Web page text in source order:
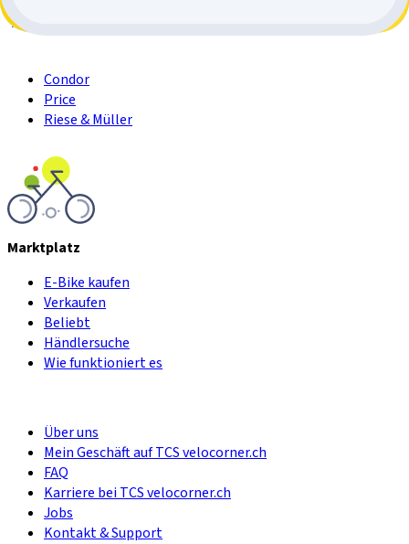
Top Singlespeed Marken
Condor
Price
Riese & Müller
Marktplatz
E-Bike kaufen
Verkaufen
Beliebt
Händlersuche
Wie funktioniert es
Über uns
Mein Geschäft auf TCS velocorner.ch
FAQ
Karriere bei TCS velocorner.ch
Jobs
Kontakt & Support